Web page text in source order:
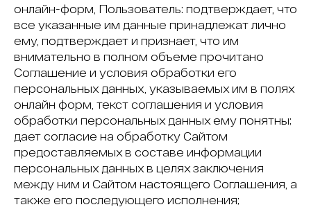
онлайн-форм, Пользователь: подтверждает, что
все указанные им данные принадлежат лично
ему, подтверждает и признает, что им
внимательно в полном объеме прочитано
Соглашение и условия обработки его
персональных данных, указываемых им в полях
онлайн форм, текст соглашения и условия
обработки персональных данных ему понятны;
дает согласие на обработку Сайтом
предоставляемых в составе информации
персональных данных в целях заключения
между ним и Сайтом настоящего Соглашения, а
также его последующего исполнения;